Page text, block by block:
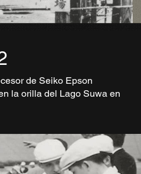
de Seiko Epson
la orilla del Lago Suwa en